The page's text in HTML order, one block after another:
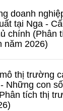
doanh
tại Nga -
chính (Phân
năm 2026)
thị trường
Những con
tích thị